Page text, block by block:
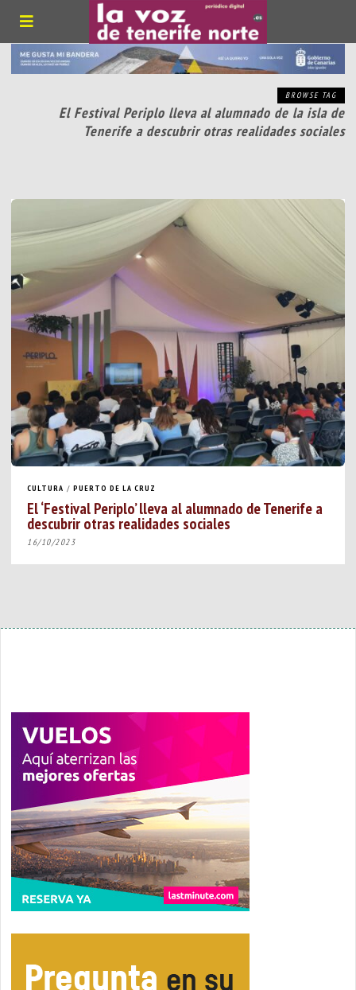
BROWSE TAG
El Festival Periplo lleva al alumnado de la isla de
Tenerife a descubrir otras realidades sociales
CULTURA / PUERTO DE LA CRUZ
El ‘Festival Periplo’ lleva al alumnado de Tenerife a
descubrir otras realidades sociales
16/10/2023